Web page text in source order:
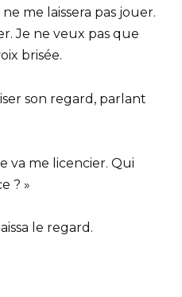
me laissera pas jouer.
Je ne veux pas que
brisée.
son regard, parlant
va me licencier. Qui
? »
le regard.